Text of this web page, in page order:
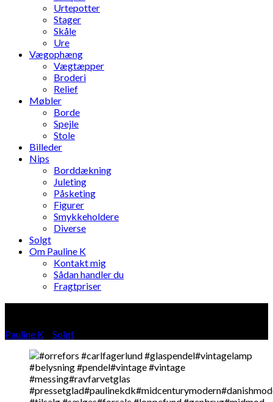
Urtepotter
Stager
Skåle
Ure
Vægophæng
Vægtæpper
Broderi
Relief
Møbler
Borde
Spejle
Stole
Billeder
Nips
Borddækning
Juleting
Påsketing
Figurer
Smykkeholdere
Diverse
Solgt
Om Pauline K
Kontakt mig
Sådan handler du
Fragtpriser
Pauline K Solgt